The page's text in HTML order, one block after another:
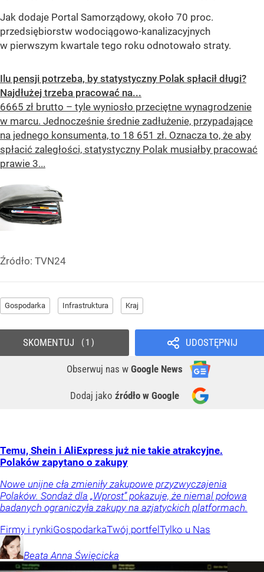
Jak dodaje Portal Samorządowy, około 70 proc.
przedsiębiorstw wodociągowo-kanalizacyjnych
w pierwszym kwartale tego roku odnotowało straty.
Ilu pensji potrzeba, by statystyczny Polak spłacił długi?
Najdłużej trzeba pracować na...
6665 zł brutto – tyle wyniosło przeciętne wynagrodzenie
w marcu. Jednocześnie średnie zadłużenie, przypadające
na jednego konsumenta, to 18 651 zł. Oznacza to, że aby
spłacić zaległości, statystyczny Polak musiałby pracować
prawie 3...
Źródło: TVN24
Gospodarka Infrastruktura Kraj
UDOSTĘPNIJ
Obserwuj nas w Google News
Dodaj jako źródło w Google
SKOMENTUJ 1
Temu, Shein i AliExpress już nie takie atrakcyjne.
Polaków zapytano o zakupy
Nowe unijne cła zmieniły zakupowe przyzwyczajenia
Polaków. Sondaż dla „Wprost” pokazuje, że niemal połowa
badanych ograniczyła zakupy na azjatyckich platformach.
Firmy i rynkiGospodarkaTwój portfel Tylko u Nas
Beata Anna Święcicka